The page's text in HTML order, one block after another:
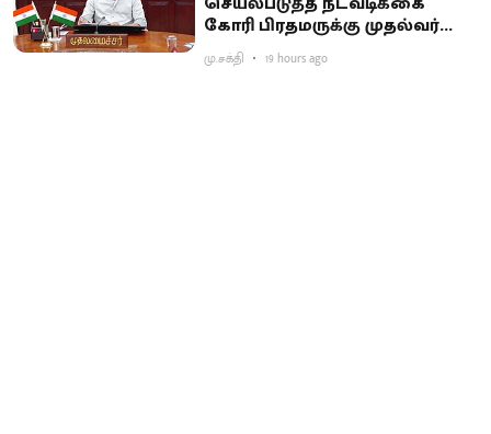
கோரி பிரதமருக்கு முதல்வர்
விஜய் கடிதம்
மு.சக்தி 19 hours ago